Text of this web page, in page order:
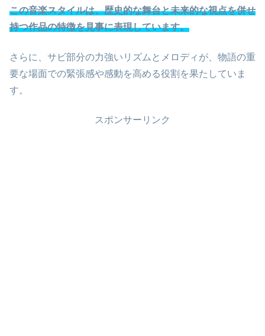
この音楽スタイルは、歴史的な舞台と未来的な視点を併せ
持つ作品の特徴を見事に表現しています。
さらに、サビ部分の力強いリズムとメロディが、物語の重
要な場面での緊張感や感動を高める役割を果たしていま
す。
スポンサーリンク